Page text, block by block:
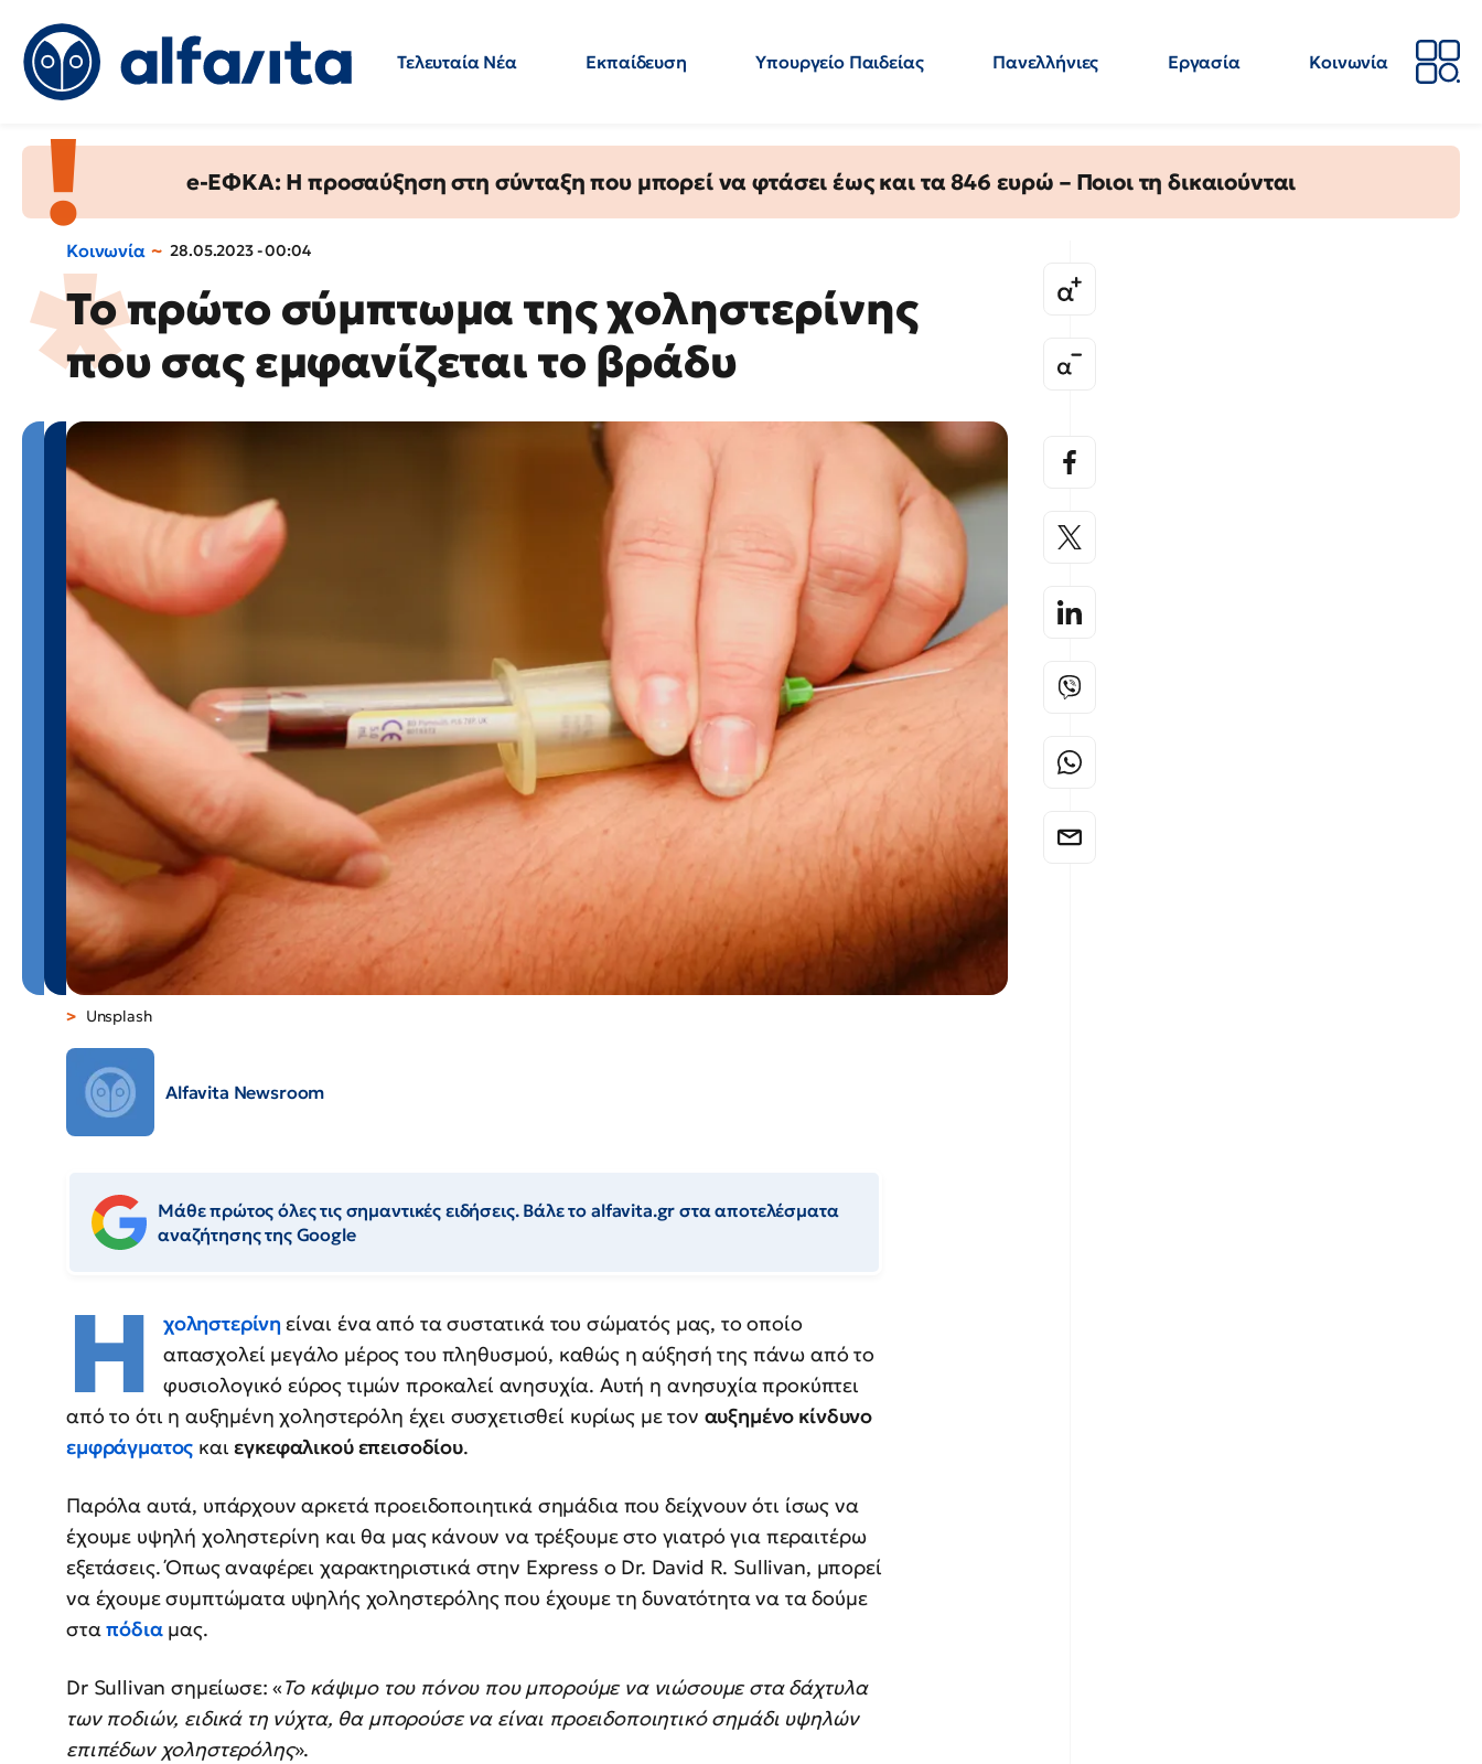
Τελευταία Νέα Εκπαίδευση Υπουργείο Παιδείας Πανελλήνιες Εργασία
Κοινωνία
e-ΕΦΚΑ: Η προσαύξηση στη σύνταξη που μπορεί να φτάσει έως και τα 846 ευρώ – Ποιοι τη δικαιούνται
Κοινωνία 28.05.2023 - 00:04
Το πρώτο σύμπτωμα της χοληστερίνης
που σας εμφανίζεται το βράδυ
Unsplash
Alfavita Newsroom
Μάθε πρώτος όλες τις σημαντικές ειδήσεις. Βάλε το alfavita.gr στα αποτελέσματα
αναζήτησης της Google
Η χοληστερίνη είναι ένα από τα συστατικά του σώματός μας, το οποίο
απασχολεί μεγάλο μέρος του πληθυσμού, καθώς η αύξησή της πάνω από το
φυσιολογικό εύρος τιμών προκαλεί ανησυχία. Αυτή η ανησυχία προκύπτει
από το ότι η αυξημένη χοληστερόλη έχει συσχετισθεί κυρίως με τον αυξημένο κίνδυνο
εμφράγματος καιεγκεφαλικού επεισοδίου.
Παρόλα αυτά, υπάρχουν αρκετά προειδοποιητικά σημάδια που δείχνουν ότι ίσως να
έχουμε υψηλή χοληστερίνη και θα μας κάνουν να τρέξουμε στο γιατρό για περαιτέρω
εξετάσεις. Όπως αναφέρει χαρακτηριστικά στην Express ο Dr. David R. Sullivan, μπορεί
να έχουμε συμπτώματα υψηλής χοληστερόλης που έχουμε τη δυνατότητα να τα δούμε
σταπόδιαμας.
Dr Sullivan σημείωσε: «Το κάψιμο του πόνου που μπορούμε να νιώσουμε στα δάχτυλα
των ποδιών, ειδικά τη νύχτα, θα μπορούσε να είναι προειδοποιητικό σημάδι υψηλών
επιπέδων χοληστερόλης».